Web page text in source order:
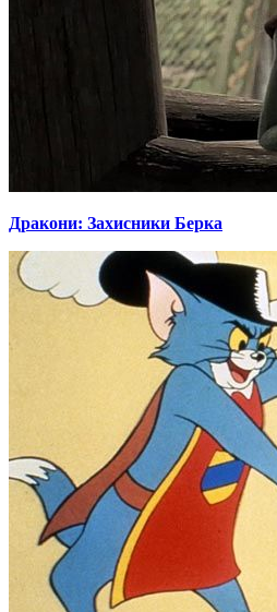
Дракони: Захисники Берка